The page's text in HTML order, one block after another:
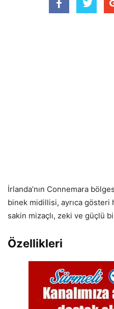
İrlanda’nın Connemara
binek midillisi, ayrıca gösteri
sakin mizaçlı, zeki ve güçlü bir
Özellikleri